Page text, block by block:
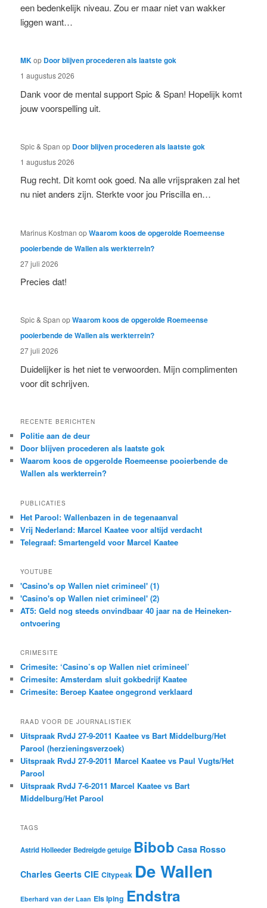
een bedenkelijk niveau. Zou er maar niet van wakker
liggen want…
MKop Door blijven procederen als laatste gok
1 augustus 2026
Dank voor de mental support Spic & Span! Hopelijk komt
jouw voorspelling uit.
Spic & Span op Door blijven procederen als laatste gok
1 augustus 2026
Rug recht. Dit komt ook goed. Na alle vrijspraken zal het
nu niet anders zijn. Sterkte voor jou Priscilla en…
Marinus Kostman opWaarom koos de opgerolde Roemeense
pooierbende de Wallen als werkterrein?
27 juli 2026
Precies dat!
Spic & Span opWaarom koos de opgerolde Roemeense
pooierbende de Wallen als werkterrein?
27 juli 2026
Duidelijker is het niet te verwoorden. Mijn complimenten
voor dit schrijven.
RECENTE BERICHTEN
Politie aan de deur
Door blijven procederen als laatste gok
Waarom koos de opgerolde Roemeense pooierbende de
Wallen als werkterrein?
PUBLICATIES
Het Parool: Wallenbazen in de tegenaanval
Vrij Nederland: Marcel Kaatee voor altijd verdacht
Telegraaf: Smartengeld voor Marcel Kaatee
YOUTUBE
'Casino's op Wallen niet crimineel' (1)
'Casino's op Wallen niet crimineel' (2)
AT5: Geld nog steeds onvindbaar 40 jaar na de Heineken-
ontvoering
CRIMESITE
Crimesite: ‘Casino’s op Wallen niet crimineel’
Crimesite: Amsterdam sluit gokbedrijf Kaatee
Crimesite: Beroep Kaatee ongegrond verklaard
RAAD VOOR DE JOURNALISTIEK
Uitspraak RvdJ 27-9-2011 Kaatee vs Bart Middelburg/Het
Parool (herzieningsverzoek)
Uitspraak RvdJ 27-9-2011 Marcel Kaatee vs Paul Vugts/Het
Parool
Uitspraak RvdJ 7-6-2011 Marcel Kaatee vs Bart
Middelburg/Het Parool
TAGS
Astrid Holleeder Bedreigde getuige Bibob Casa Rosso
Charles Geerts CIE Citypeak De Wallen
Eberhard van der Laan Els Iping Endstra